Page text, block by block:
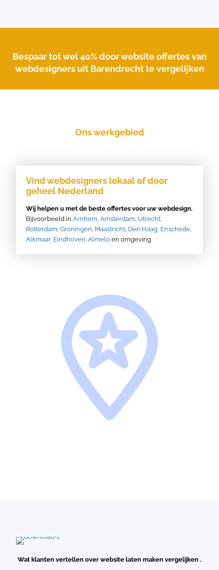
Bespaar tot wel 40% door website offertes van
webdesigners uit Barendrecht te vergelijken
Ons werkgebied
Vind webdesigners lokaal of door
geheel Nederland
Wij helpen u met de beste offertes voor uw webdesign.
Bijvoorbeeld in Arnhem, Amsterdam, Utrecht,
Rotterdam, Groningen, Maastricht, Den Haag, Enschede,
Alkmaar, Eindhoven. Almelo en omgeving
Wat klanten vertellen over website laten maken vergelijken .